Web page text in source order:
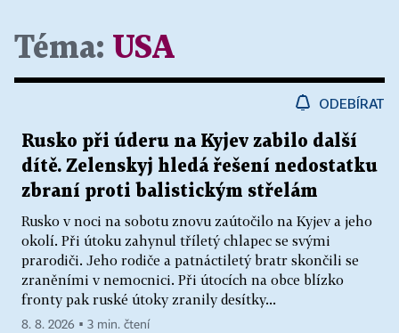
Téma: USA
ODEBÍRAT
Rusko při úderu na Kyjev zabilo další
dítě. Zelenskyj hledá řešení nedostatku
zbraní proti balistickým střelám
Rusko v noci na sobotu znovu zaútočilo na Kyjev a jeho
okolí. Při útoku zahynul tříletý chlapec se svými
prarodiči. Jeho rodiče a patnáctiletý bratr skončili se
zraněními v nemocnici. Při útocích na obce blízko
fronty pak ruské útoky zranily desítky...
8. 8. 2026 ▪ 3 min. čtení